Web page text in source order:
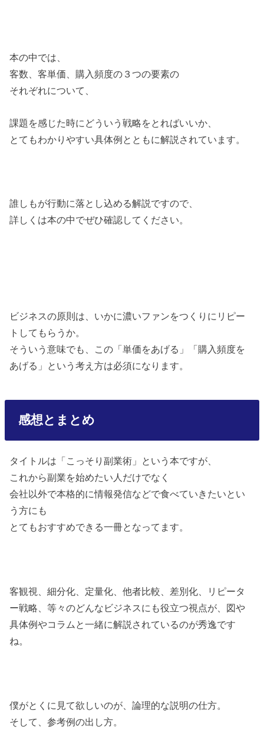
本の中では、
客数、客単価、購入頻度の３つの要素の
それぞれについて、
課題を感じた時にどういう戦略をとればいいか、
とてもわかりやすい具体例とともに解説されています。
誰しもが行動に落とし込める解説ですので、
詳しくは本の中でぜひ確認してください。
ビジネスの原則は、いかに濃いファンをつくりにリピー
トしてもらうか。
そういう意味でも、この「単価をあげる」「購入頻度を
あげる」という考え方は必須になります。
感想とまとめ
タイトルは「こっそり副業術」という本ですが、
これから副業を始めたい人だけでなく
会社以外で本格的に情報発信などで食べていきたいとい
う方にも
とてもおすすめできる一冊となってます。
客観視、細分化、定量化、他者比較、差別化、リピータ
ー戦略、等々のどんなビジネスにも役立つ視点が、図や
具体例やコラムと一緒に解説されているのが秀逸です
ね。
僕がとくに見て欲しいのが、論理的な説明の仕方。
そして、参考例の出し方。